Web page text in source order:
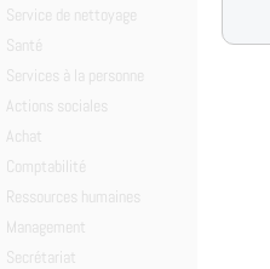
Service de nettoyage
Santé
Services à la personne
Actions sociales
Achat
Comptabilité
Ressources humaines
Management
Secrétariat